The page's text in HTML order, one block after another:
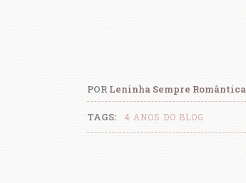
POR Leninha Sempre Romântica
TAGS: 4 ANOS DO BLOG